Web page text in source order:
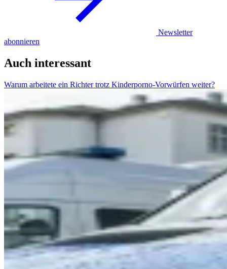
Newsletter
abonnieren
Auch interessant
Warum arbeitete ein Richter trotz Kinderporno-Vorwürfen weiter?